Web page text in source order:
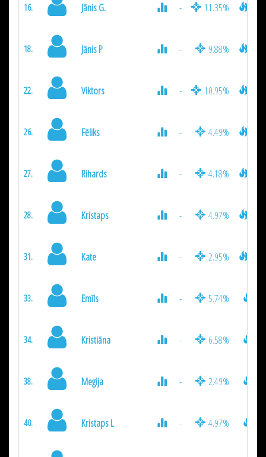
16. Jānis G. - 11.35%
18. Jānis P - 9.88%
22. Viktors - 10.95%
26. Fēliks - 4.49%
27. Rihards - 4.18%
28. Kristaps - 4.97%
31. Kate - 2.95%
33. Emīls - 5.74%
34. Kristiāna - 6.58%
38. Megija - 2.49%
40. Kristaps L - 4.97%